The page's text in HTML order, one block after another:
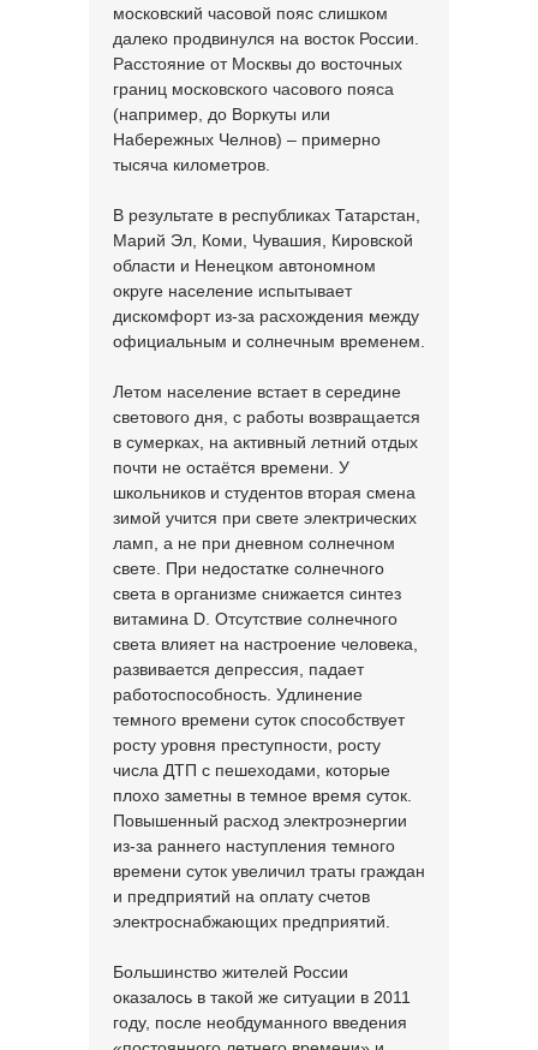
московский часовой пояс слишком
далеко продвинулся на восток России.
Расстояние от Москвы до восточных
границ московского часового пояса
(например, до Воркуты или
Набережных Челнов) – примерно
тысяча километров.
В результате в республиках Татарстан,
Марий Эл, Коми, Чувашия, Кировской
области и Ненецком автономном
округе население испытывает
дискомфорт из-за расхождения между
официальным и солнечным временем.
Летом население встает в середине
светового дня, с работы возвращается
в сумерках, на активный летний отдых
почти не остаётся времени. У
школьников и студентов вторая смена
зимой учится при свете электрических
ламп, а не при дневном солнечном
свете. При недостатке солнечного
света в организме снижается синтез
витамина D. Отсутствие солнечного
света влияет на настроение человека,
развивается депрессия, падает
работоспособность. Удлинение
темного времени суток способствует
росту уровня преступности, росту
числа ДТП с пешеходами, которые
плохо заметны в темное время суток.
Повышенный расход электроэнергии
из-за раннего наступления темного
времени суток увеличил траты граждан
и предприятий на оплату счетов
электроснабжающих предприятий.
Большинство жителей России
оказалось в такой же ситуации в 2011
году, после необдуманного введения